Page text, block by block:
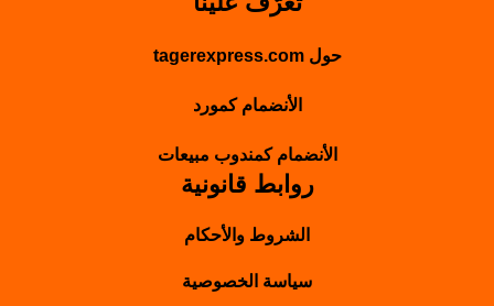
حول tagerexpress.com
الأنضمام كمورد
الأنضمام كمندوب مبيعات
روابط قانونية
الشروط والأحكام
سياسة الخصوصية